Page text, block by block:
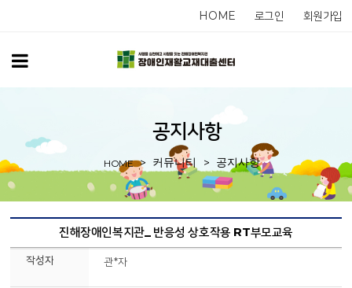
HOME 로그인 회원가입
공지사항
HOME 커뮤니티 공지사항
진해장애인복지관_ 반응성 상호작용 RT부모교육
작성자 관*자